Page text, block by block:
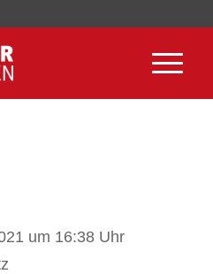
um 16:38 Uhr